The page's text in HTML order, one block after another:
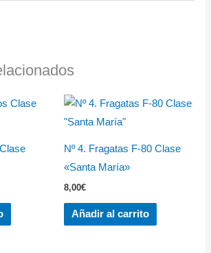
Nº 4. Fragatas F-80 Clase
«Santa María»
8,00€
Añadir al carrito